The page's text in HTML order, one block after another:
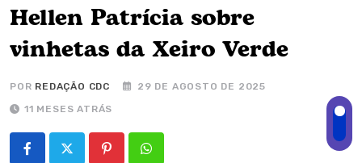
Hellen Patrícia sobre
vinhetas da Xeiro Verde
POR REDAÇÃO CDC
29 DE AGOSTO DE 2025
11 MESES ATRÁS
PinterestWhatsapp